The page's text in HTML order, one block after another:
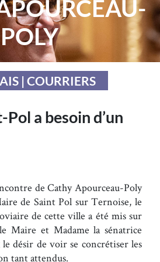
POLY
| COURRIERS
Pol a besoin d’un
de Cathy Apourceau-Poly
de Saint Pol sur Ternoise, le
de cette ville a été mis sur
Maire et Madame la sénatrice
désir de voir se concrétiser les
tant attendus.